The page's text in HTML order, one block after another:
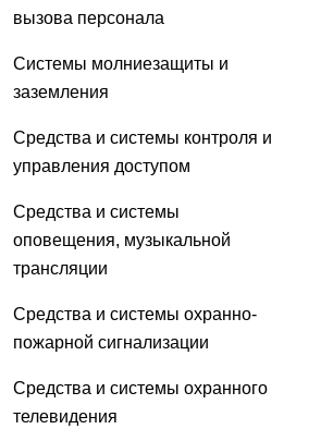
вызова персонала
Системы молниезащиты и
заземления
Средства и системы контроля и
управления доступом
Средства и системы
оповещения, музыкальной
трансляции
Средства и системы охранно-
пожарной сигнализации
Средства и системы охранного
телевидения